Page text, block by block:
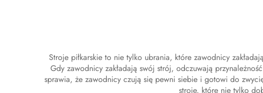
Stroje piłkarskie to nie tylko ubrania, które zawodnicy
Gdy zawodnicy zakładają swój strój, odczuwają
sprawia, że zawodnicy czują się pewni siebie i gotowi do
stroje, które nie tylko